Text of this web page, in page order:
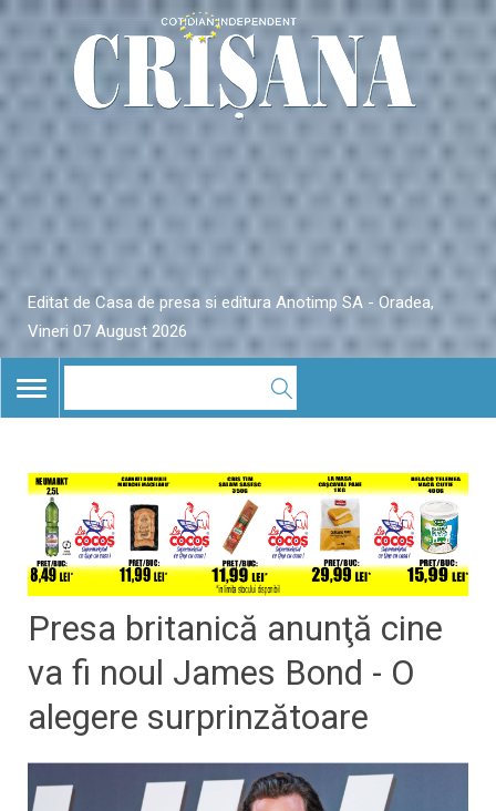
Editat de Casa de presa si editura Anotimp SA - Oradea,
Vineri 07 August 2026
TOGGLE
NAVIGATION
Presa britanică anunţă cine
va fi noul James Bond - O
alegere surprinzătoare